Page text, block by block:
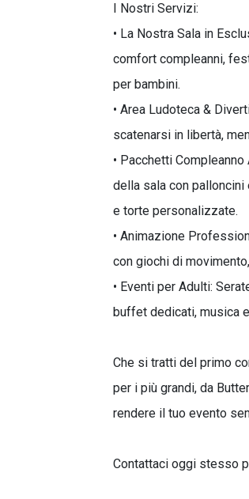
I Nostri Servizi:
• La Nostra Sala in
comfort compleanni,
per bambini.
• Area Ludoteca &
scatenarsi in libertà,
• Pacchetti
della sala con
e torte personalizzate.
• Animazione
con giochi di
• Eventi per Adulti:
buffet dedicati, musica
Che si tratti del primo
per i più grandi, da
rendere il tuo evento
Contattaci oggi stesso